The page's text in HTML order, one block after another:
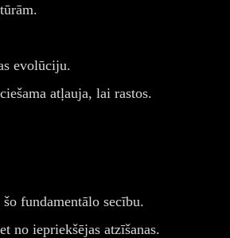
evolūciju.
atļauja, lai rastos.
fundamentālo secību.
no iepriekšējas atzīšanas.